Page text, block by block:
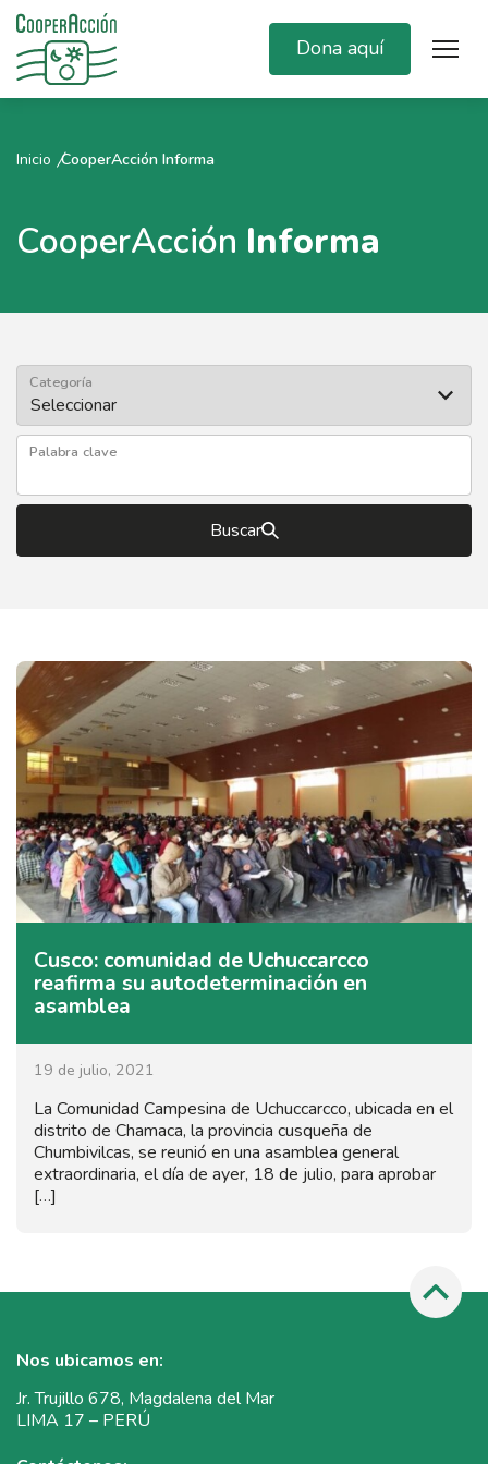
Dona aquí
Inicio CooperAcción Informa
CooperAcción Informa
Categoría
Palabra clave
Buscar
Cusco: comunidad de Uchuccarcco
reafirma su autodeterminación en
asamblea
19 de julio, 2021
La Comunidad Campesina de Uchuccarcco, ubicada en el
distrito de Chamaca, la provincia cusqueña de
Chumbivilcas, se reunió en una asamblea general
extraordinaria, el día de ayer, 18 de julio, para aprobar
[…]
Nos ubicamos en:
Jr. Trujillo 678, Magdalena del Mar
LIMA 17 – PERÚ